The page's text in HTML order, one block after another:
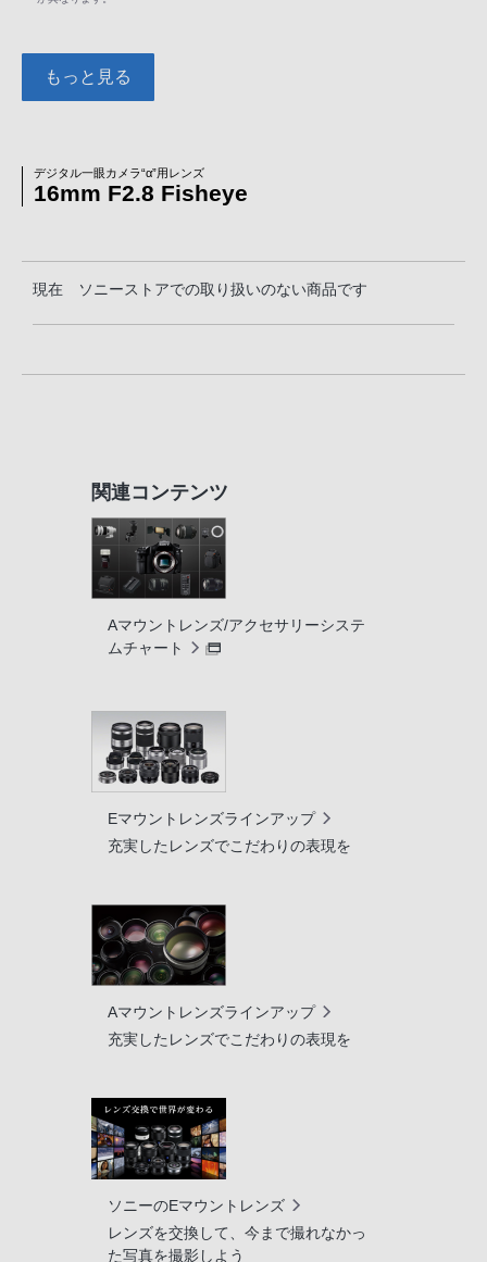
もっと見る
デジタル一眼カメラ“α”用レンズ
16mm F2.8 Fisheye
現在 ソニーストアでの取り扱いのない商品です
関連コンテンツ
Aマウントレンズ/アクセサリーシステ
ムチャート
Eマウントレンズラインアップ
充実したレンズでこだわりの表現を
Aマウントレンズラインアップ
充実したレンズでこだわりの表現を
ソニーのEマウントレンズ
レンズを交換して、今まで撮れなかっ
た写真を撮影しよう